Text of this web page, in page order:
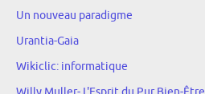
Un nouveau paradigme
Urantia-Gaia
Wikiclic: informatique